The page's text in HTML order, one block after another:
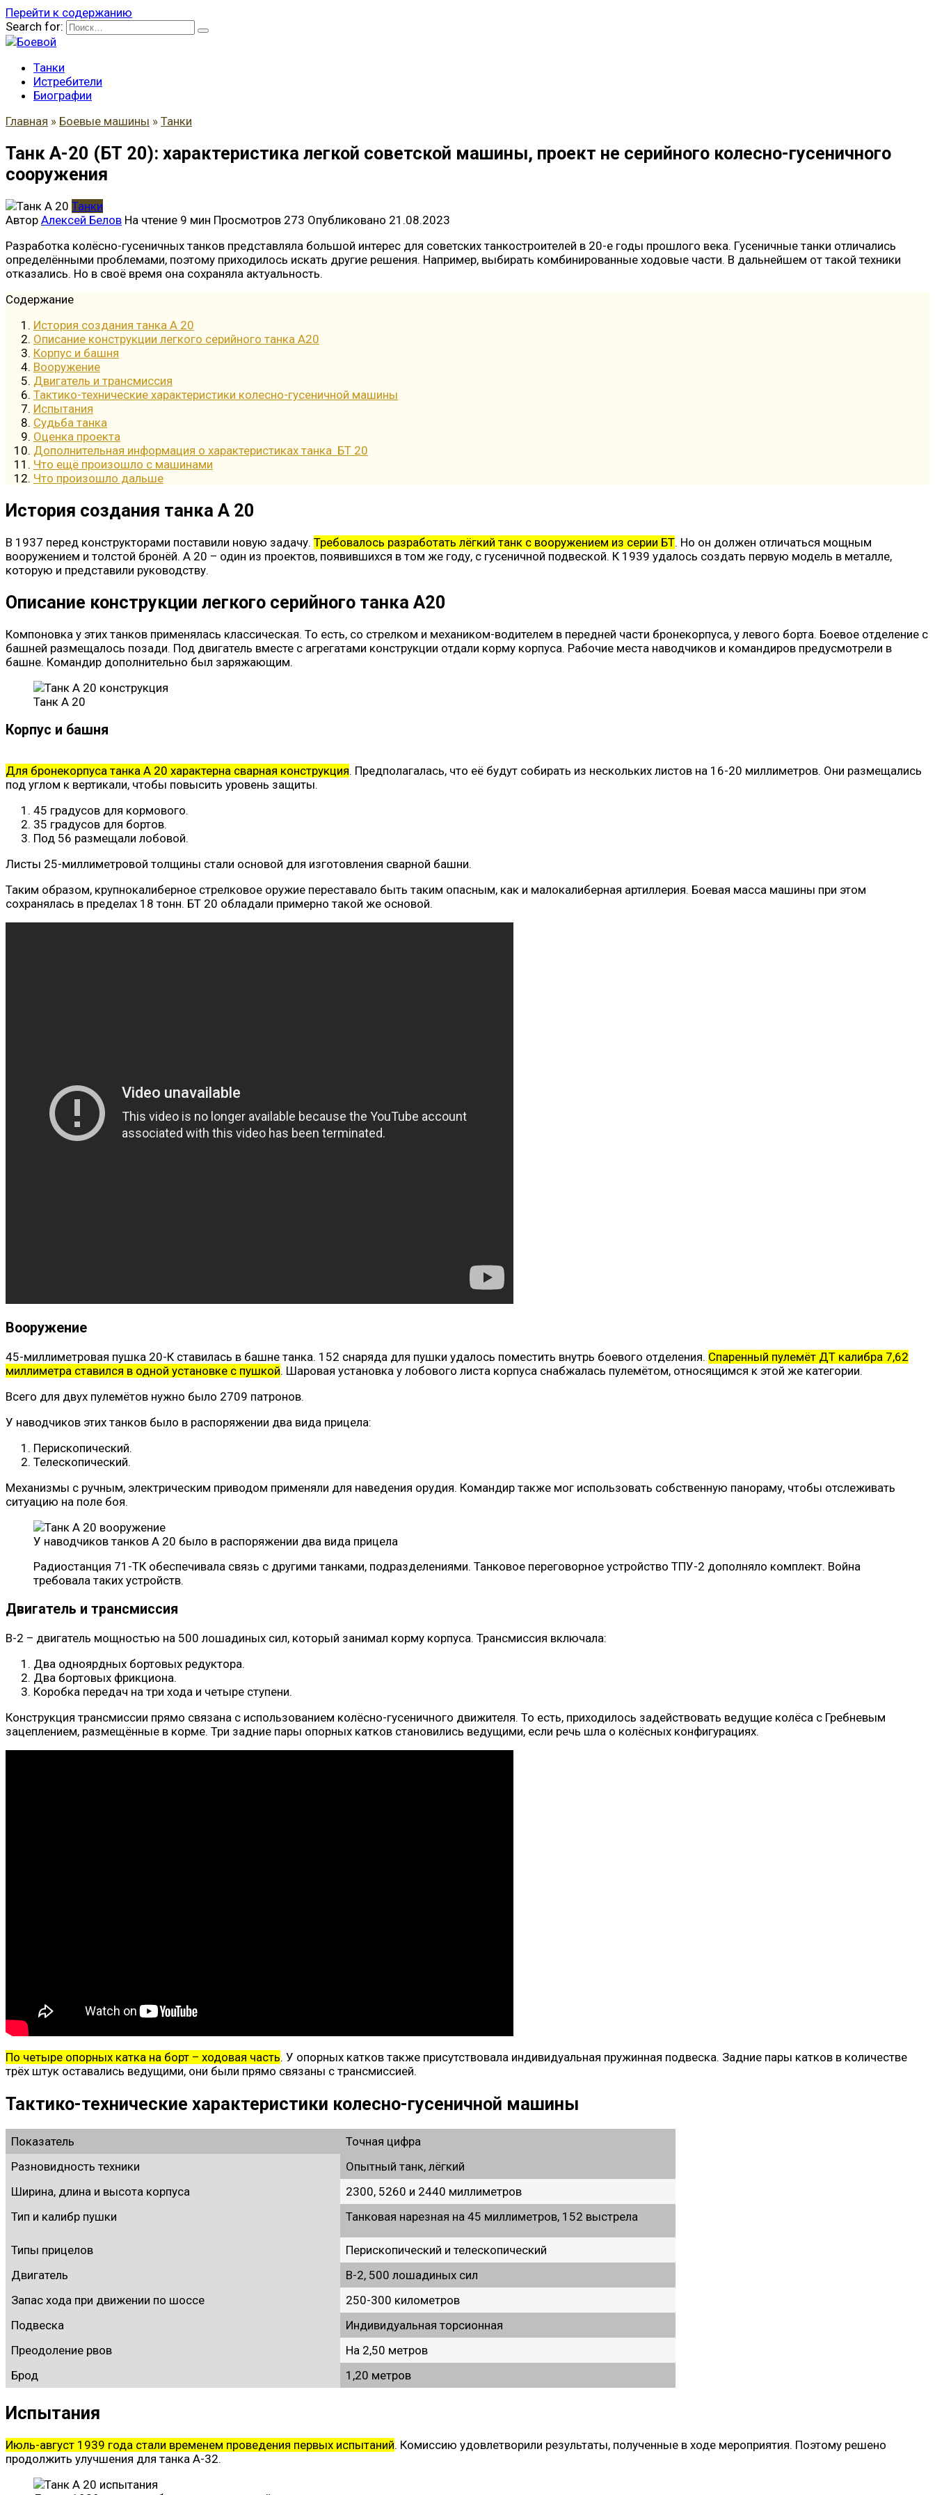
Перейти к содержанию
Search for:
Танки
Истребители
Биографии
Главная » Боевые машины » Танки
Танк А-20 (БТ 20): характеристика легкой советской машины, проект не серийного колесно-гусеничного
сооружения
Танки
Автор Алексей Белов На чтение 9 мин Просмотров 273 Опубликовано 21.08.2023
Разработка колёсно-гусеничных танков представляла большой интерес для советских танкостроителей в 20-е годы прошлого века. Гусеничные танки отличались
определёнными проблемами, поэтому приходилось искать другие решения. Например, выбирать комбинированные ходовые части. В дальнейшем от такой техники
отказались. Но в своё время она сохраняла актуальность.
Содержание
История создания танка А 20
Описание конструкции легкого серийного танка А20
Корпус и башня
Вооружение
Двигатель и трансмиссия
Тактико-технические характеристики колесно-гусеничной машины
Испытания
Судьба танка
Оценка проекта
Дополнительная информация о характеристиках танка БТ 20
Что ещё произошло с машинами
Что произошло дальше
История создания танка А 20
В 1937 перед конструкторами поставили новую задачу. Требовалось разработать лёгкий танк с вооружением из серии БТ. Но он должен отличаться мощным
вооружением и толстой бронёй. А 20 – один из проектов, появившихся в том же году, с гусеничной подвеской. К 1939 удалось создать первую модель в металле,
которую и представили руководству.
Описание конструкции легкого серийного танка А20
Компоновка у этих танков применялась классическая. То есть, со стрелком и механиком-водителем в передней части бронекорпуса, у левого борта. Боевое отделение с
башней размещалось позади. Под двигатель вместе с агрегатами конструкции отдали корму корпуса. Рабочие места наводчиков и командиров предусмотрели в
башне. Командир дополнительно был заряжающим.
Танк А 20
Корпус и башня
Для бронекорпуса танка А 20 характерна сварная конструкция. Предполагалась, что её будут собирать из нескольких листов на 16-20 миллиметров. Они размещались
под углом к вертикали, чтобы повысить уровень защиты.
45 градусов для кормового.
35 градусов для бортов.
Под 56 размещали лобовой.
Листы 25-миллиметровой толщины стали основой для изготовления сварной башни.
Таким образом, крупнокалиберное стрелковое оружие переставало быть таким опасным, как и малокалиберная артиллерия. Боевая масса машины при этом
сохранялась в пределах 18 тонн. БТ 20 обладали примерно такой же основой.
Вооружение
45-миллиметровая пушка 20-К ставилась в башне танка. 152 снаряда для пушки удалось поместить внутрь боевого отделения. Спаренный пулемёт ДТ калибра 7,62
миллиметра ставился в одной установке с пушкой. Шаровая установка у лобового листа корпуса снабжалась пулемётом, относящимся к этой же категории.
Всего для двух пулемётов нужно было 2709 патронов.
У наводчиков этих танков было в распоряжении два вида прицела:
Перископический.
Телескопический.
Механизмы с ручным, электрическим приводом применяли для наведения орудия. Командир также мог использовать собственную панораму, чтобы отслеживать
ситуацию на поле боя.
У наводчиков танков А 20 было в распоряжении два вида прицела
Радиостанция 71-ТК обеспечивала связь с другими танками, подразделениями. Танковое переговорное устройство ТПУ-2 дополняло комплект. Война
требовала таких устройств.
Двигатель и трансмиссия
B-2 – двигатель мощностью на 500 лошадиных сил, который занимал корму корпуса. Трансмиссия включала:
Два одноярдных бортовых редуктора.
Два бортовых фрикциона.
Коробка передач на три хода и четыре ступени.
Конструкция трансмиссии прямо связана с использованием колёсно-гусеничного движителя. То есть, приходилось задействовать ведущие колёса с Гребневым
зацеплением, размещённые в корме. Три задние пары опорных катков становились ведущими, если речь шла о колёсных конфигурациях.
По четыре опорных катка на борт – ходовая часть. У опорных катков также присутствовала индивидуальная пружинная подвеска. Задние пары катков в количестве
трёх штук оставались ведущими, они были прямо связаны с трансмиссией.
Тактико-технические характеристики колесно-гусеничной машины
Показатель
Точная цифра
Разновидность техники
Опытный танк, лёгкий
Ширина, длина и высота корпуса
2300, 5260 и 2440 миллиметров
Тип и калибр пушки
Танковая нарезная на 45 миллиметров, 152 выстрела
Типы прицелов
Перископический и телескопический
Двигатель
B-2, 500 лошадиных сил
Запас хода при движении по шоссе
250-300 километров
Подвеска
Индивидуальная торсионная
Преодоление рвов
На 2,50 метров
Брод
1,20 метров
Испытания
Июль-август 1939 года стали временем проведения первых испытаний. Комиссию удовлетворили результаты, полученные в ходе мероприятия. Поэтому решено
продолжить улучшения для танка А-32.